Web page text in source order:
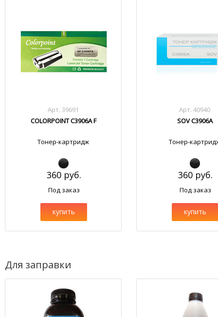
Арт. 39691
COLORPOINT C3906A F
Тонер-картридж
360 руб.
Под заказ
купить
Арт. 40940
SOV C3906A
Тонер-
360 руб.
Под заказ
купить
Для заправки